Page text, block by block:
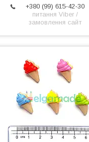
+380 (99) 615-42-30
питання Viber /
замовлення сайт